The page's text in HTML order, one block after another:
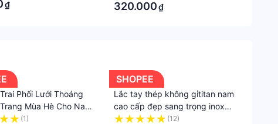
khi chưa tìm hiểu kỹ càng!!!
hợp với bạn trước khi đặt hàng.
mình nhé!!
₫ 320.000₫
Phối Lưới Thoáng
Mùa Hè Cho Nam
(1)
SHOPEE
Lắc tay thép không gỉtitan nam
cao cấp đẹp sang trọng inox
kiểu ziczac vuông trangsucpt
(12)